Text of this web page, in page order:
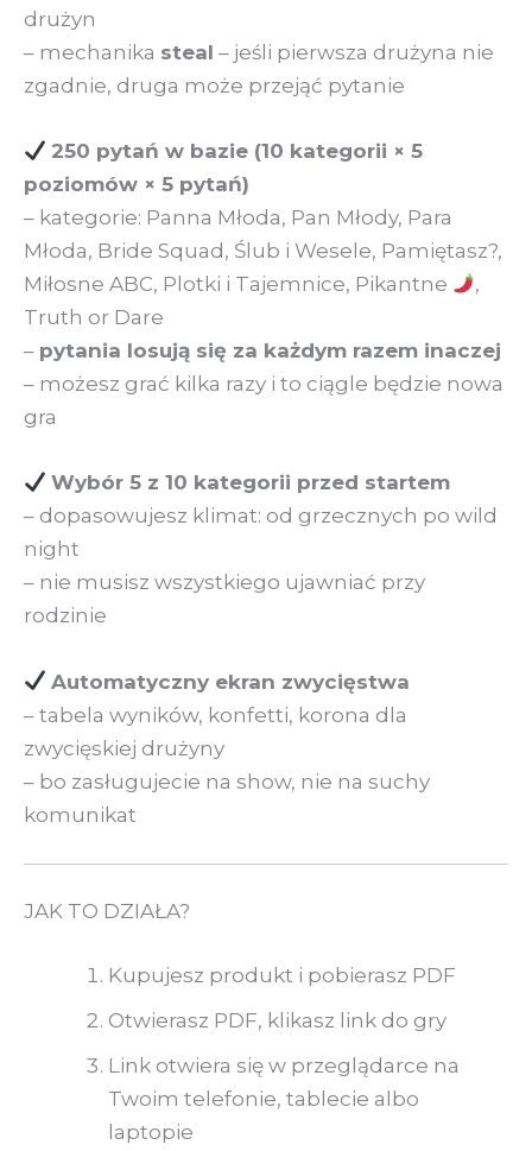
drużyn
– mechanika steal – jeśli pierwsza drużyna nie
zgadnie, druga może przejąć pytanie
250 pytań w bazie (10 kategorii × 5
poziomów × 5 pytań)
– kategorie: Panna Młoda, Pan Młody, Para
Młoda, Bride Squad, Ślub i Wesele, Pamiętasz?,
Miłosne ABC, Plotki i Tajemnice, Pikantne
,
Truth or Dare
– pytania losują się za każdym razem inaczej
– możesz grać kilka razy i to ciągle będzie nowa
gra
Wybór 5 z 10 kategorii przed startem
– dopasowujesz klimat: od grzecznych po wild
night
– nie musisz wszystkiego ujawniać przy
rodzinie
Automatyczny ekran zwycięstwa
– tabela wyników, konfetti, korona dla
zwycięskiej drużyny
– bo zasługujecie na show, nie na suchy
komunikat
JAK TO DZIAŁA?
Kupujesz produkt i pobierasz PDF
Otwierasz PDF, klikasz link do gry
Link otwiera się w przeglądarce na
Twoim telefonie, tablecie albo
laptopie